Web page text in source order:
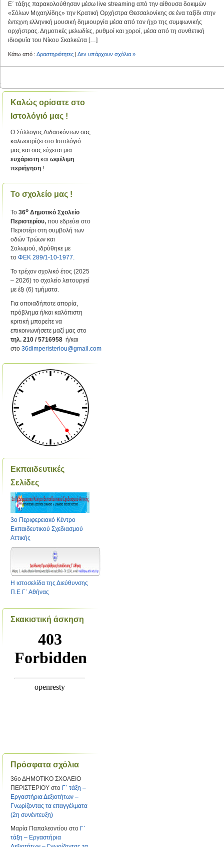
Ε΄ τάξης παρακολούθησαν μέσω live streaming από την αίθουσα δοκιμών
«Σόλων Μιχαηλίδης» την Κρατική Ορχήστρα Θεσσαλονίκης σε ένα ταξίδι στην
έντεχνη ελληνική μουσική δημιουργία μέσα από τον ήχο της συμφωνικής
ορχήστρας. Δημοτικές μελωδίες, ρυθμοί και χοροί, μέσα από τη συνθετική
ιδιοφυΐα του Νίκου Σκαλκώτα […]
Κάτω από : Δραστηριότητες | Δεν υπάρχουν σχόλια »
;
Καλώς ορίσατε στο
Ιστολόγιό μας !
Ο Σύλλογος Διδασκόντων σας
καλωσορίζει στο Ιστολόγιό
μας και σας εύχεται μια
ευχάριστη και ωφέλιμη
περιήγηση !
Το σχολείο μας !
Το 36ο Δημοτικό Σχολείο
Περιστερίου, που εδρεύει στο
Περιστέρι στη συμβολή των
οδών Τρώων και
Σολωμού, ιδρύθηκε με
το ΦΕΚ 289/1-10-1977.
Το τρέχον σχολικό έτος (2025
– 2026) το σχολείο λειτουργεί
με έξι (6) τμήματα.
Για οποιαδήποτε απορία,
πρόβλημα ή/και καλόπιστη
κριτική μπορείτε να
επικοινωνήσετε μαζί μας στο
τηλ. 210 / 5716958 ή/και
στο 36dimperisteriou@gmail.com
Εκπαιδευτικές
Σελίδες
3ο Περιφερειακό Κέντρο
Εκπαιδευτικού Σχεδιασμού
Αττικής
Η ιστοσελίδα της Διεύθυνσης
Π.Ε Γ΄ Αθήνας
Σκακιστική άσκηση
Πρόσφατα σχόλια
36ο ΔΗΜΟΤΙΚΟ ΣΧΟΛΕΙΟ
ΠΕΡΙΣΤΕΡΙΟΥ στο Γ΄ τάξη –
Εργαστήρια Δεξιοτήτων –
Γνωρίζοντας τα επαγγέλματα
(2η συνέντευξη)
Μαρία Παπαλεοντίου στο Γ΄
τάξη – Εργαστήρια